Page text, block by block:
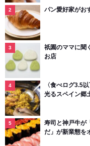
パン愛好家がお
祇園のママに聞
お店
〈食べログ3.5
光るスペイン郷
寿司と神戸牛が
だ」が新業態を